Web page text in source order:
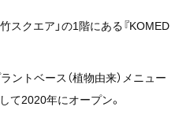
スクエア」の1階にある『KOMED
ントベース（植物由来）メニュー
て2020年にオープン。